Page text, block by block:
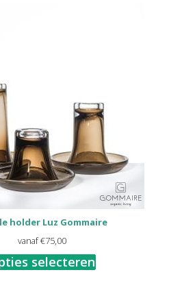
holder Luz Gommaire
vanaf€75,00
selecteren